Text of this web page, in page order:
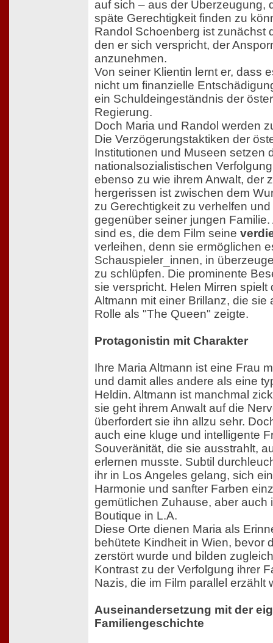
auf sich – aus der Überzeugung,
späte Gerechtigkeit finden zu
Randol Schoenberg ist zunächst
den er sich verspricht, der
anzunehmen.
Von seiner Klientin lernt er, dass
nicht um finanzielle
ein Schuldeingeständnis der
Regierung.
Doch Maria und Randol werden
Die Verzögerungstaktiken der
Institutionen und Museen setzen
nationalsozialistischen
ebenso zu wie ihrem Anwalt, der
hergerissen ist zwischen dem
zu Gerechtigkeit zu verhelfen
gegenüber seiner jungen
sind es, die dem Film seine
verleihen, denn sie ermöglichen
Schauspieler_innen, in
zu schlüpfen. Die prominente
sie verspricht. Helen Mirren spielt
Altmann mit einer Brillanz, die sie
Rolle als "The Queen" zeigte.
Protagonistin mit Charakter
Ihre Maria Altmann ist eine Frau
und damit alles andere als eine
Heldin. Altmann ist manchmal
sie geht ihrem Anwalt auf die
überfordert sie ihn allzu sehr.
auch eine kluge und intelligente
Souveränität, die sie ausstrahlt,
erlernen musste. Subtil
ihr in Los Angeles gelang, sich
Harmonie und sanfter Farben
gemütlichen Zuhause, aber auch
Boutique in L.A.
Diese Orte dienen Maria als
behütete Kindheit in Wien, bevor
zerstört wurde und bilden
Kontrast zu der Verfolgung ihrer
Nazis, die im Film parallel erzählt
Auseinandersetzung mit der
Familiengeschichte